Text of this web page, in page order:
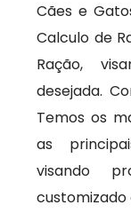
Cães e
Calculo de
Ração,
desejada.
Temos os
as
visando
customizado